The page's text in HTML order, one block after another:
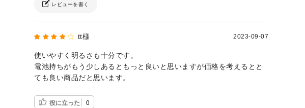
レビューを書く
tt様 2023-09-07
使いやすく明るさも十分です。
電池持ちがもう少しあるともっと良いと思いますが価格を考えるとと
ても良い商品だと思います。
役に立った 0